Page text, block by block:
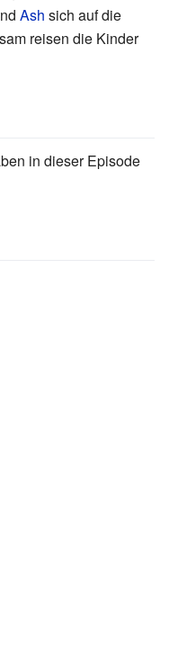
Ash sich auf die
reisen die Kinder
in dieser Episode